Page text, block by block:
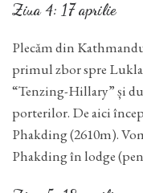
Ziua 4: 17 aprilie
Plecăm din
primul zbor spre
“Tenzing-Hillary” și
porterilor. De aici
Phakding (2610m).
Phakding în lodge